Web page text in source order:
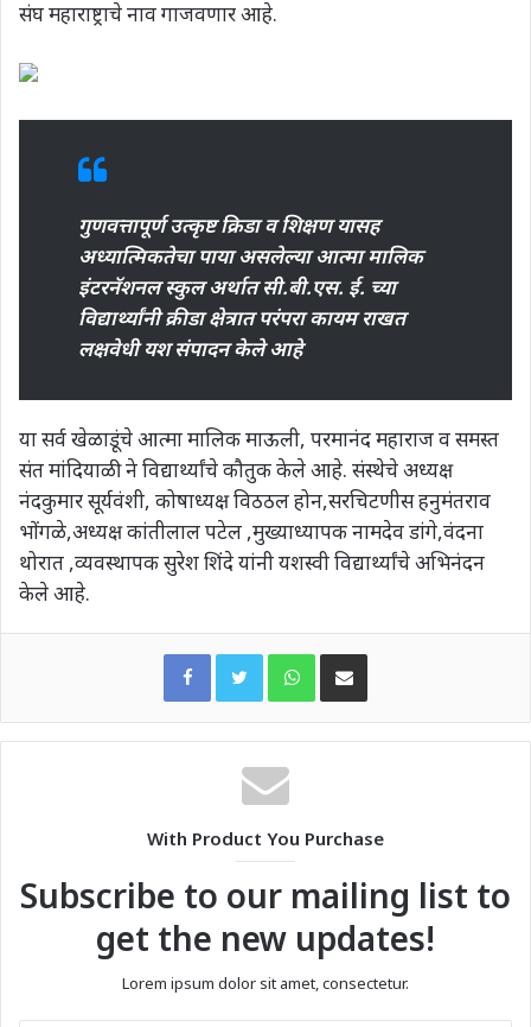
संघ महाराष्ट्राचे नाव गाजवणार आहे.
गुणवत्तापूर्ण उत्कृष्ट क्रिडा व शिक्षण यासह
अध्यात्मिकतेचा पाया असलेल्या आत्मा मालिक
इंटरनॅशनल स्कुल अर्थात सी.बी.एस. ई. च्या
विद्यार्थ्यांनी क्रीडा क्षेत्रात परंपरा कायम राखत
लक्षवेधी यश संपादन केले आहे
या सर्व खेळाडूंचे आत्मा मालिक माऊली, परमानंद महाराज व समस्त
संत मांदियाळी ने विद्यार्थ्यांचे कौतुक केले आहे. संस्थेचे अध्यक्ष
नंदकुमार सूर्यवंशी, कोषाध्यक्ष विठठल होन,सरचिटणीस हनुमंतराव
भोंगळे,अध्यक्ष कांतीलाल पटेल ,मुख्याध्यापक नामदेव डांगे,वंदना
थोरात ,व्यवस्थापक सुरेश शिंदे यांनी यशस्वी विद्यार्थ्यांचे अभिनंदन
केले आहे.
WhatsAppShare via Email
With Product You Purchase
Subscribe to our mailing list to
get the new updates!
Lorem ipsum dolor sit amet, consectetur.